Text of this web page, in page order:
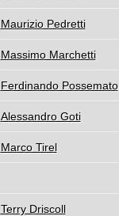
Maurizio Pedretti
Massimo Marchetti
Ferdinando Possemato
Alessandro Goti
Marco Tirel
Terry Driscoll